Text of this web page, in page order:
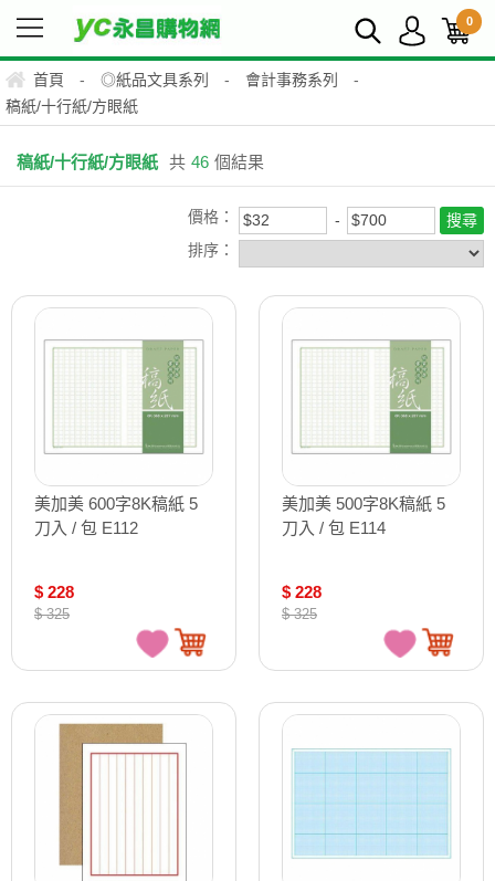
0
首頁 - ◎紙品文具系列 - 會計事務系列
-
稿紙/十行紙/方眼紙
稿紙/十行紙/方眼紙 共 46 個結果
價格：
排序：
美加美 600字8K稿紙 5
刀入 / 包 E112
$ 228
$ 325
美加美 500字8K稿紙 5
刀入 / 包 E114
$ 228
$ 325